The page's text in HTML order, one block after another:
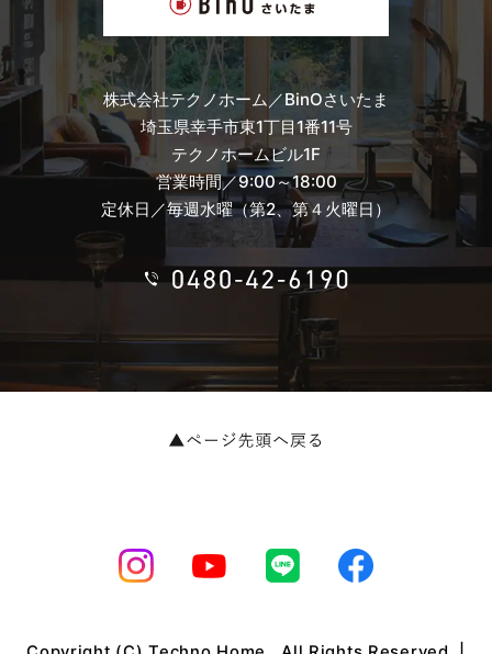
株式会社テクノホーム／BinOさいたま
埼玉県幸手市東1丁目1番11号
テクノホームビル1F
営業時間／9:00～18:00
定休日／毎週水曜（第2、第４火曜日）